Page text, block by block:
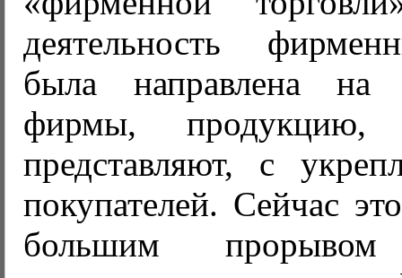
деятельность
была направлена на
фирмы, продукцию,
представляют, с
покупателей. Сейчас
большим